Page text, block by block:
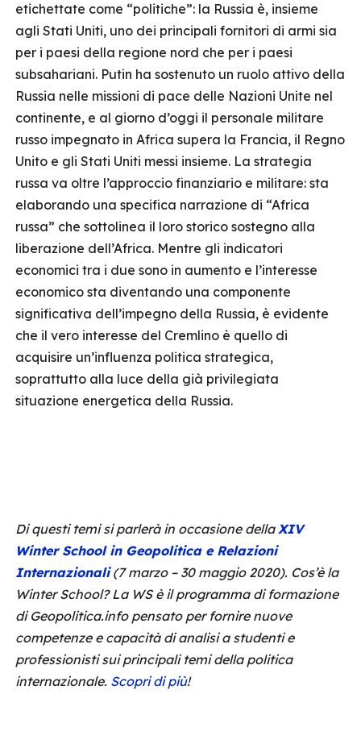
etichettate come “politiche”: la Russia è, insieme
agli Stati Uniti, uno dei principali fornitori di armi sia
per i paesi della regione nord che per i paesi
subsahariani. Putin ha sostenuto un ruolo attivo della
Russia nelle missioni di pace delle Nazioni Unite nel
continente, e al giorno d’oggi il personale militare
russo impegnato in Africa supera la Francia, il Regno
Unito e gli Stati Uniti messi insieme. La strategia
russa va oltre l’approccio finanziario e militare: sta
elaborando una specifica narrazione di “Africa
russa” che sottolinea il loro storico sostegno alla
liberazione dell’Africa. Mentre gli indicatori
economici tra i due sono in aumento e l’interesse
economico sta diventando una componente
significativa dell’impegno della Russia, è evidente
che il vero interesse del Cremlino è quello di
acquisire un’influenza politica strategica,
soprattutto alla luce della già privilegiata
situazione energetica della Russia.
Di questi temi si parlerà in occasione dellaXIV
Winter School in Geopolitica e Relazioni
Internazionali(7 marzo – 30 maggio 2020). Cos’è la
Winter School? La WS è il programma di formazione
di Geopolitica.info pensato per fornire nuove
competenze e capacità di analisi a studenti e
professionisti sui principali temi della politica
internazionale. Scopri di più!